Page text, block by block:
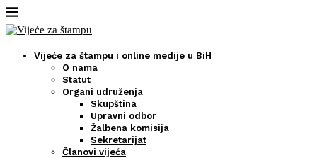
Vijeće za štampu i online medije u BiH
O nama
Statut
Organi udruženja
Skupština
Upravni odbor
Žalbena komisija
Sekretarijat
Članovi vijeća